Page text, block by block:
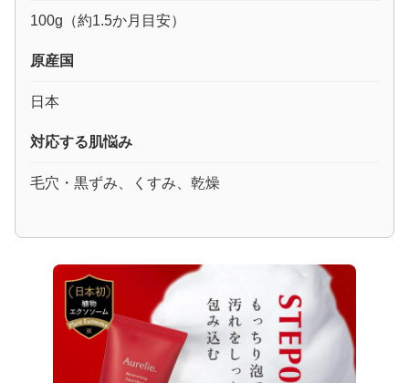
100g（約1.5か月目安）
原産国
日本
対応する肌悩み
毛穴・黒ずみ、くすみ、乾燥